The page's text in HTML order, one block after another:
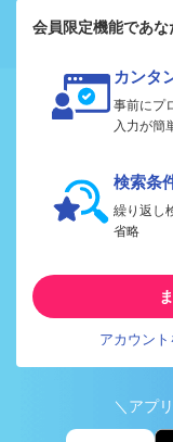
会員限定機能であな
カンタ
事前にプ
入力が簡
検索条
繰り返し
省略
アカウン
＼アプ